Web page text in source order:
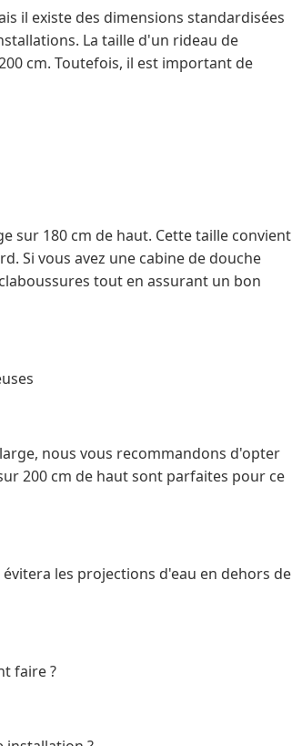
il existe des dimensions standardisées
La taille d'un rideau de
cm. Toutefois, il est important de
sur 180 cm de haut. Cette taille convient
Si vous avez une cabine de douche
tout en assurant un bon
nous vous recommandons d'opter
200 cm de haut sont parfaites pour ce
les projections d'eau en dehors de
faire ?